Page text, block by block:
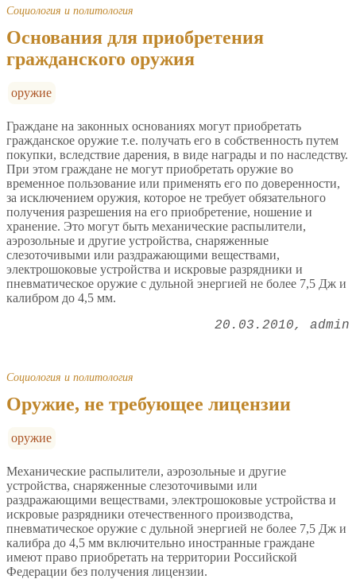
Социология и политология
Основания для приобретения
гражданского оружия
оружие
Граждане на законных основаниях могут приобретать
гражданское оружие т.е. получать его в собственность путем
покупки, вследствие дарения, в виде награды и по наследству.
При этом граждане не могут приобретать оружие во
временное пользование или применять его по доверенности,
за исключением оружия, которое не требует обязательного
получения разрешения на его приобретение, ношение и
хранение. Это могут быть механические распылители,
аэрозольные и другие устройства, снаряженные
слезоточивыми или раздражающими веществами,
электрошоковые устройства и искровые разрядники и
пневматическое оружие с дульной энергией не более 7,5 Дж и
калибром до 4,5 мм.
20.03.2010 admin
Социология и политология
Оружие, не требующее лицензии
оружие
Механические распылители, аэрозольные и другие
устройства, снаряженные слезоточивыми или
раздражающими веществами, электрошоковые устройства и
искровые разрядники отечественного производства,
пневматическое оружие с дульной энергией не более 7,5 Дж и
калибра до 4,5 мм включительно иностранные граждане
имеют право приобретать на территории Российской
Федерации без получения лицензии.